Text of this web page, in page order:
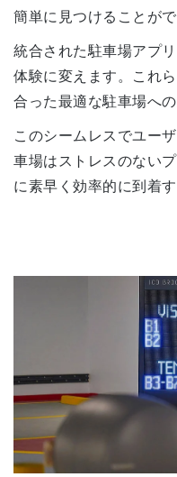
簡単に見つけることがで
統合された駐車場アプ
体験に変えます。これ
合った最適な駐車場へ
このシームレスでユー
車場はストレスのない
に素早く効率的に到着